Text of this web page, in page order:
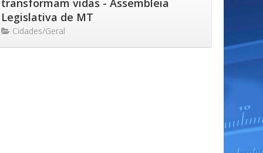
transformam vidas - Assembleia
Legislativa de MT
Cidades/Geral